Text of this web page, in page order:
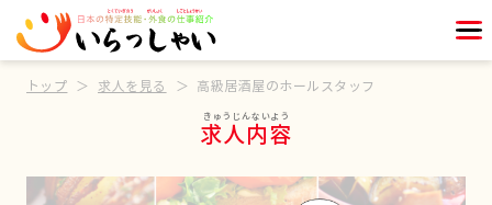
トップ 求人を見る 高級居酒屋のホールスタッフ
求人内容